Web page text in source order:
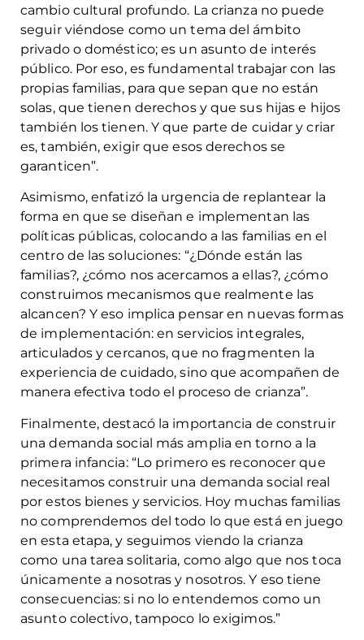
cambio cultural profundo. La crianza no puede
seguir viéndose como un tema del ámbito
privado o doméstico; es un asunto de interés
público. Por eso, es fundamental trabajar con las
propias familias, para que sepan que no están
solas, que tienen derechos y que sus hijas e hijos
también los tienen. Y que parte de cuidar y criar
es, también, exigir que esos derechos se
garanticen”.
Asimismo, enfatizó la urgencia de replantear la
forma en que se diseñan e implementan las
políticas públicas, colocando a las familias en el
centro de las soluciones: “¿Dónde están las
familias?, ¿cómo nos acercamos a ellas?, ¿cómo
construimos mecanismos que realmente las
alcancen? Y eso implica pensar en nuevas formas
de implementación: en servicios integrales,
articulados y cercanos, que no fragmenten la
experiencia de cuidado, sino que acompañen de
manera efectiva todo el proceso de crianza”.
Finalmente, destacó la importancia de construir
una demanda social más amplia en torno a la
primera infancia: “Lo primero es reconocer que
necesitamos construir una demanda social real
por estos bienes y servicios. Hoy muchas familias
no comprendemos del todo lo que está en juego
en esta etapa, y seguimos viendo la crianza
como una tarea solitaria, como algo que nos toca
únicamente a nosotras y nosotros. Y eso tiene
consecuencias: si no lo entendemos como un
asunto colectivo, tampoco lo exigimos.”